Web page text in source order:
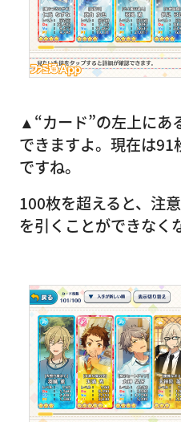
▲“カード”の左上にあ
できますよ。現在は91
ですね。
100枚を超えると、注
を引くことができなく